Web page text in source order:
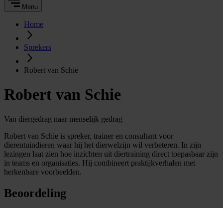
Menu
Home
Sprekers
Robert van Schie
Robert van Schie
Van diergedrag naar menselijk gedrag
Robert van Schie is spreker, trainer en consultant voor
dierentuindieren waar hij het dierwelzijn wil verbeteren. In zijn
lezingen laat zien hoe inzichten uit diertraining direct toepasbaar zijn
in teams en organisaties. Hij combineert praktijkverhalen met
herkenbare voorbeelden.
Beoordeling